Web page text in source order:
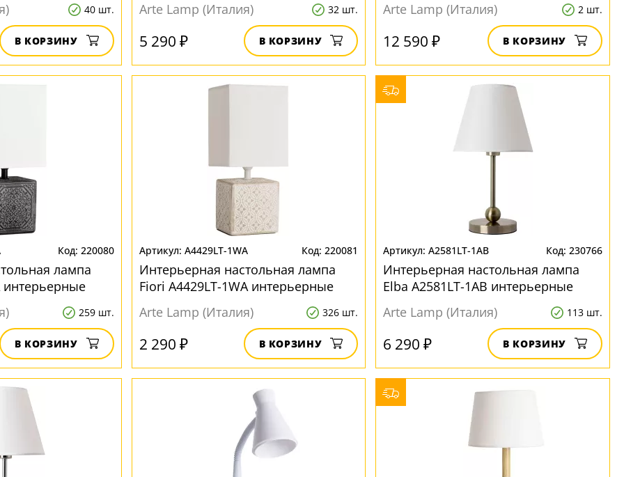
40 шт.
В КОРЗИНУ
Arte Lamp (Италия)
32 шт.
5 290 ₽ В КОРЗИНУ
Arte Lamp (Италия)
2 шт.
12 590 ₽ В КОРЗИНУ
220080
лампа
интерьерные
259 шт.
В КОРЗИНУ
A4429LT-1WA 220081
Интерьерная настольная лампа
Fiori A4429LT-1WA интерьерные
Arte Lamp (Италия)
326 шт.
2 290 ₽ В КОРЗИНУ
A2581LT-1AB 230766
Интерьерная настольная лампа
Elba A2581LT-1AB интерьерные
Arte Lamp (Италия)
113 шт.
6 290 ₽ В КОРЗИНУ